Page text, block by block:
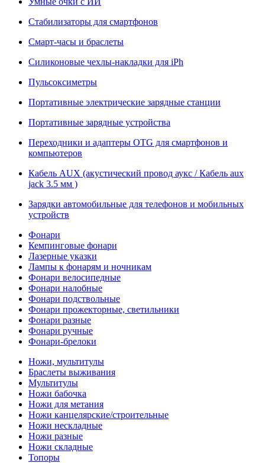
Стабилизаторы для смартфонов
Смарт-часы и браслеты
Силиконовые чехлы-накладки для iPh
Пульсоксиметры
Портативные электрические зарядные станции
Портативные зарядные устройства
Переходники и адаптеры OTG для смартфонов и
компьютеров
Кабель AUX (акустический провод аукс / Кабель aux
jack 3.5 мм )
Зарядки автомобильные для телефонов и мобильных
устройств
Фонари
Кемпинговые фонари
Лазерные указки
Лампы к фонарям и ночникам
Фонари велосипедные
Фонари налобные
Фонари подствольные
Фонари прожекторные, светильники
Фонари разные
Фонари ручные
Фонари-брелоки
Ножи, мультитулы
Браслеты выживания
Мультитулы
Ножи бабочка
Ножи для метания
Ножи канцелярские/строительные
Ножи нескладные
Ножи разные
Ножи складные
Топоры